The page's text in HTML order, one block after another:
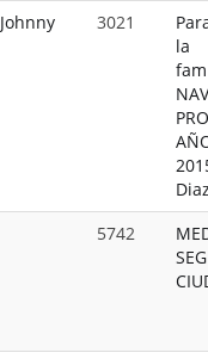
3021
la
5742